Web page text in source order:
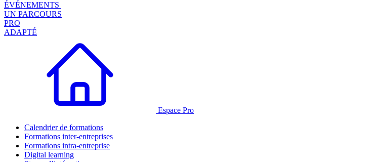
ÉVÉNEMENTS
UN PARCOURS
PRO
ADAPTÉ
Espace Pro
Calendrier de formations
Formations inter-entreprises
Formations intra-entreprise
Digital learning